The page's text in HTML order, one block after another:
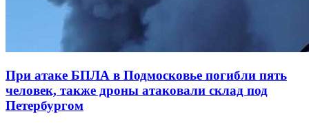
При атаке БПЛА в Подмосковье погибли пять
человек, также дроны атаковали склад под
Петербургом